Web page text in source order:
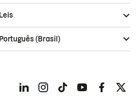
Leis
Português (Brasil)